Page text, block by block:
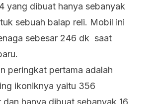
yang dibuat hanya sebanyak
sebuah balap reli. Mobil ini
sebesar 246 dk saat
peringkat pertama adalah
ikoniknya yaitu 356
dan hanya dibuat sebanyak 16